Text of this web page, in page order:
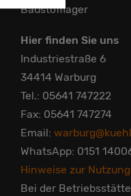
Baustofflager
Hier finden Sie uns
Industriestraße 6
34414 Warburg
Tel.: 05641 747222
Fax: 05641 747274
Email:
WhatsApp: 0151
Hinweise zur
Bei der